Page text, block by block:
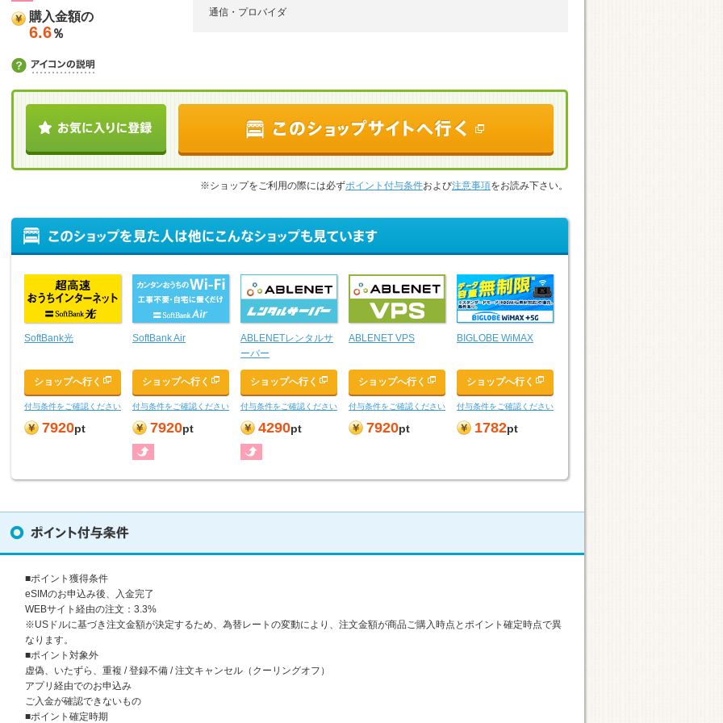
購入金額の
6.6％
通信・プロバイダ
※ショップをご利用の際には必ずポイント付与条件および注意事項をお読み下さい。
SoftBank光
ショップへ行く
付与条件をご確認ください
7920pt
SoftBank Air
ショップへ行く
付与条件をご確認ください
7920pt
ABLENETレンタルサ
ーバー
ショップへ行く
付与条件をご確認ください
4290pt
ABLENET VPS
ショップへ行く
付与条件をご確認ください
7920pt
BIGLOBE WiMAX
ショップへ行く
付与条件をご確認ください
1782pt
■ポイント獲得条件
eSIMのお申込み後、入金完了
WEBサイト経由の注文：3.3%
※USドルに基づき注文金額が決定するため、為替レートの変動により、注文金額が商品ご購入時点とポイント確定時点で異
なります。
■ポイント対象外
虚偽、いたずら、重複 / 登録不備 / 注文キャンセル（クーリングオフ）
アプリ経由でのお申込み
ご入金が確認できないもの
■ポイント確定時期